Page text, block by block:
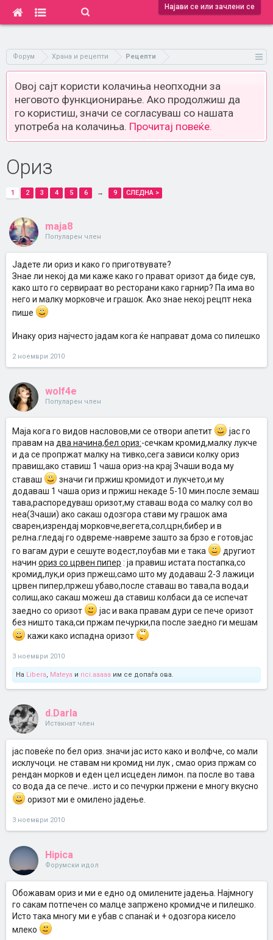
Најави се или зачлени се
Форум Храна и рецепти Рецепти
Овој сајт користи колачиња неопходни за
неговото функционирање. Ако продолжиш да
го користиш, значи се согласуваш со нашата
употреба на колачиња. Прочитај повеќе.
Ориз
1 2 3 4 5 6 → 9 СЛЕДНА >
maja8
Популарен член
Јадете ли ориз и како го приготвувате?
Знае ли некој да ми каже како го прават оризот да биде сув,
како што го сервираат во ресторани како гарнир? Па има во
него и малку морковче и грашок. Ако знае некој рецпт нека
пише
Инаку ориз најчесто јадам кога ќе направат дома со пилешко
2 ноември 2010
wolf4e
Популарен член
Mаја кога го видов насловов,ми се отвори апетит
јас го
правам на два начина,бел ориз:-сечкам кромид,малку лукче
и да се пропржат малку на тивко,сега зависи колку ориз
правиш,ако ставиш 1 чаша ориз-на крај 3чаши вода му
ставаш
значи ги пржиш кромидот и лукчето,и му
додаваш 1 чаша ориз и пржиш некаде 5-10 мин.после земаш
тава,распоредуваш оризот,му ставаш вода со малку сол во
неа(3чаши) ако сакаш одозгора стави му грашок ама
сварен,изрендај морковче,вегета,сол,црн,бибер и в
релна.гледај го одвреме-навреме зашто за брзо е готов,јас
го вагам дури е сешуте водест,поубав ми е така
другиот
начин ориз со црвен пипер : ја правиш истата постапка,со
кромид,лук,и ориз пржеш,само што му додаваш 2-3 лажици
црвен пипер,пржеш убаво,после ставаш во тава,па вода,и
солиш,ако сакаш можеш да ставиш колбаси да се испечат
заедно со оризот
јас и вака правам дури се пече оризот
без ништо така,си пржам печурки,па после заедно ги мешам
кажи како испадна оризот
3 ноември 2010
На Libera, Mateya и rici.aaaaa им се допаѓа ова.
d.Darla
Истакнат член
јас повеќе по бел ориз. значи јас исто како и волфче, со мали
исклучоци. не ставам ни кромид ни лук , смао ориз пржам со
рендан морков и еден цел исцеден лимон. па после во тава
со вода да се пече...исто и со печурки пржени е многу вкусно
оризот ми е омилено јадење.
3 ноември 2010
Hipica
Форумски идол
Обожавам ориз и ми е едно од омилените јадења. Најмногу
го сакам потпечен со малце запржено кромидче и пилешко.
Исто така многу ми е убав с спанаќ и + одозгора кисело
млеко